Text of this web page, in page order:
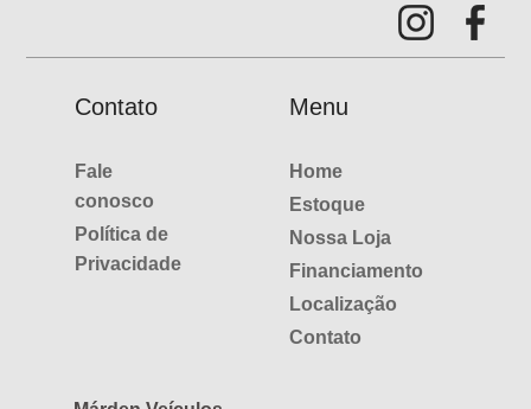
Contato Menu
Fale
conosco
Política de
Privacidade
Home
Estoque
Nossa Loja
Financiamento
Localização
Contato